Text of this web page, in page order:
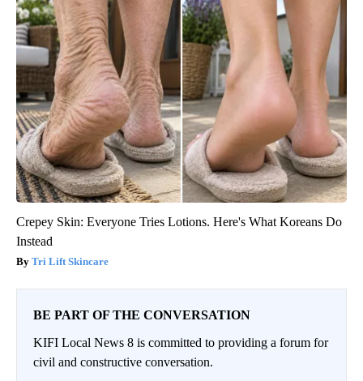
Crepey Skin: Everyone Tries Lotions. Here's What Koreans Do
Instead
Tri Lift Skincare
BE PART OF THE CONVERSATION
KIFI Local News 8 is committed to providing a forum for
civil and constructive conversation.